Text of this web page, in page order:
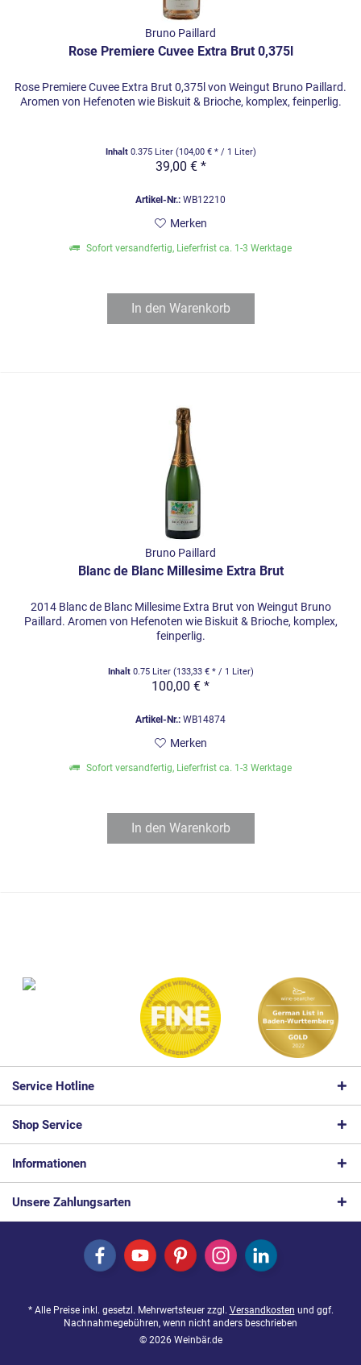
Bruno Paillard
Rose Premiere Cuvee Extra Brut 0,375l
Rose Premiere Cuvee Extra Brut 0,375l von Weingut Bruno Paillard.
Aromen von Hefenoten wie Biskuit & Brioche, komplex, feinperlig.
Inhalt 0.375 Liter (104,00 € * / 1 Liter)
39,00 € *
Artikel-Nr.: WB12210
Merken
Sofort versandfertig, Lieferfrist ca. 1-3 Werktage
In den Warenkorb
Bruno Paillard
Blanc de Blanc Millesime Extra Brut
2014 Blanc de Blanc Millesime Extra Brut von Weingut Bruno
Paillard. Aromen von Hefenoten wie Biskuit & Brioche, komplex,
feinperlig.
Inhalt 0.75 Liter (133,33 € * / 1 Liter)
100,00 € *
Artikel-Nr.: WB14874
Merken
Sofort versandfertig, Lieferfrist ca. 1-3 Werktage
In den Warenkorb
Service Hotline
Shop Service
Informationen
Unsere Zahlungsarten
* Alle Preise inkl. gesetzl. Mehrwertsteuer zzgl. Versandkosten und ggf.
Nachnahmegebühren, wenn nicht anders beschrieben
© 2026 Weinbär.de